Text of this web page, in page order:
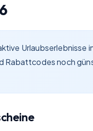
Urlaubserlebnisse
noch